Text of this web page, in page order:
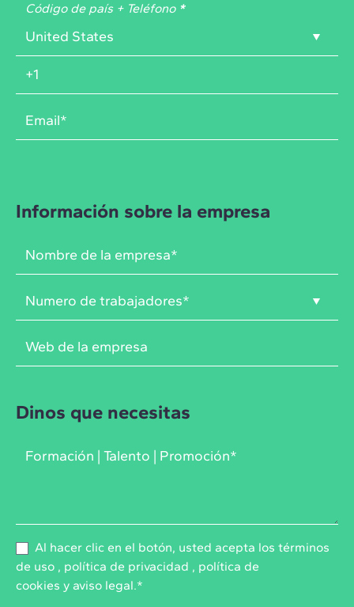
Código de país + Teléfono *
Información sobre la empresa
Dinos que necesitas
Al hacer clic en el botón, usted acepta los términos
de uso , política de privacidad , política de
cookies y aviso legal.*